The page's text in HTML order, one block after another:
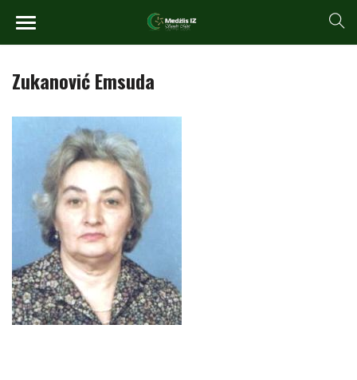
Zukanović Emsuda